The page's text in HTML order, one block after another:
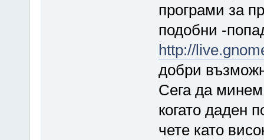
програми за
подобни -
http://
добри
Сега да
когато даден
чете като